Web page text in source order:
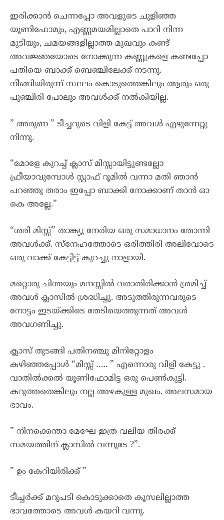
ഇരിക്കാൻ ചെന്നപ്പോ അവളുടെ ചുളിഞ്ഞ
യൂണിഫോമും, എണ്ണമയമില്ലാതെ പാറി നിന്ന
മുടിയും, ചമയങ്ങളില്ലാത്ത മുഖവും കണ്ട്
അവജ്ഞയോടെ നോക്കുന്ന കണ്ണുകളെ കണ്ടപ്പോ
പതിയെ ബാക്ക് ബെഞ്ചിലേക്ക് നടന്നു.
നീങ്ങിയിരുന്ന് സ്ഥലം കൊടുത്തെങ്കിലും ആരും ഒരു
പുഞ്ചിരി പോലും അവൾക്ക് നൽകിയില്ല.
” അരുണ ” ടീച്ചറുടെ വിളി കേട്ട് അവൾ എഴുന്നേറ്റു
നിന്നു.
“മോളേ കുറച്ച് ക്ലാസ് മിസ്സായിട്ടുണ്ടല്ലോ
ഫ്രീയാവുമ്പോൾ സ്റ്റാഫ് റൂമിൽ വന്നാ മതി ഞാൻ
പറഞ്ഞു തരാം ഇപ്പോ ബാക്കി നോക്കാണ് താൻ ഓ
കെ അല്ലേ.”
“ശരി മിസ്സ്” താങ്ക്യൂ നേരിയ ഒരു സമാധാനം തോന്നി
അവൾക്ക്. സ്നേഹത്തോടെ ഒരിത്തിരി അലിവോടെ
ഒരു വാക്ക് കേട്ടിട്ട് കുറച്ചു നാളായി.
മറ്റൊരു ചിന്തയും മനസ്സിൽ വരാതിരിക്കാൻ ശ്രമിച്ച്
അവൾ ക്ലാസിൽ ശ്രദ്ധിച്ചു. അടുത്തിരുന്നവരുടെ
നോട്ടം ഇടയ്ക്കിടെ തേടിയെത്തുന്നത് അവൾ
അവഗണിച്ചു.
ക്ലാസ് തുടങ്ങി പതിനഞ്ചു മിനിറ്റോളം
കഴിഞ്ഞപ്പോൾ “മിസ്സ് ….. ” എന്നൊരു വിളി കേട്ടു .
വാതിൽക്കൽ യൂണിഫോമിട്ട ഒരു പെൺകുട്ടി.
കറുത്തതെങ്കിലും നല്ല അഴകുള്ള മുഖം. അലസമായ
ഭാവം.
” നിനക്കെന്താ മേഘേ ഇത്ര വലിയ തിരക്ക്
സമയത്തിന് ക്ലാസിൽ വന്നൂടേ ?”.
” ഉം കേറിയിരിക്ക് ”
ടീച്ചർക്ക് മറുപടി കൊടുക്കാതെ കൂസലില്ലാത്ത
ഭാവത്തോടെ അവൾ കയറി വന്നു.